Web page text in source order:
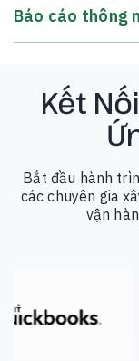
Báo cáo thông
Kết
Bắt đầu hành
các chuyên gia
vận